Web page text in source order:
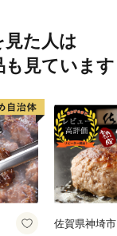
見た人は
も見ています
佐賀県神埼市